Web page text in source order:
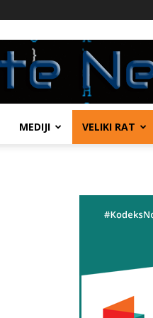
MEDIJI VELIKI RAT